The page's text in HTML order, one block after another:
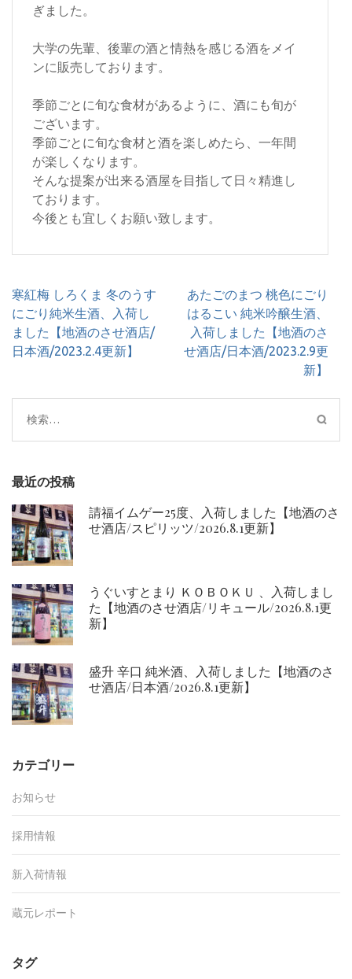
ぎました。
大学の先輩、後輩の酒と情熱を感じる酒をメイ
ンに販売しております。
季節ごとに旬な食材があるように、酒にも旬が
ございます。
季節ごとに旬な食材と酒を楽しめたら、一年間
が楽しくなります。
そんな提案が出来る酒屋を目指して日々精進し
ております。
今後とも宜しくお願い致します。
投
稿
ナ
ビ
ョ
ン
寒紅梅 しろくま 冬のうす
にごり純米生酒、入荷し
ました【地酒のさせ酒店/
日本酒/2023.2.4更新】
あたごのまつ 桃色にごり
はるこい 純米吟醸生酒、
入荷しました【地酒のさ
せ酒店/日本酒/2023.2.9更
新】
検
索:
最近の投稿
請福イムゲー25度、入荷しました【地酒のさ
せ酒店/スピリッツ/2026.8.1更新】
うぐいすとまり ＫＯＢＯＫＵ 、入荷しまし
た【地酒のさせ酒店/リキュール/2026.8.1更
新】
盛升 辛口 純米酒、入荷しました【地酒のさ
せ酒店/日本酒/2026.8.1更新】
カテゴリー
お知らせ
採用情報
新入荷情報
蔵元レポート
タグ